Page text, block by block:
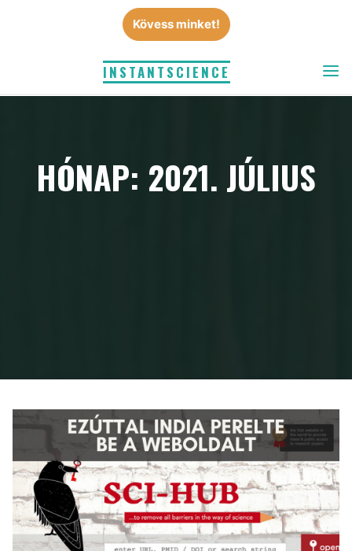
INSTANTSCIENCE
Kövess minket!
HÓNAP: 2021. JÚLIUS